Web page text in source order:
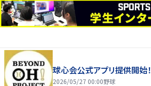
球心会公式アプリ提供開始！
2026/05/27 00:00野球